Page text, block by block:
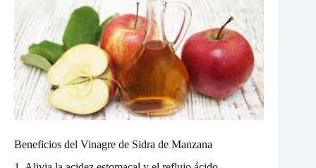
Beneficios del Vinagre de Sidra de Manzana